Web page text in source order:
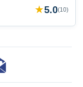
★5.0(10)